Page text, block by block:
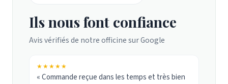
Ils nous font confiance
Avis vérifiés de notre officine sur Google
★★★★★
« Commande reçue dans les temps et très bien